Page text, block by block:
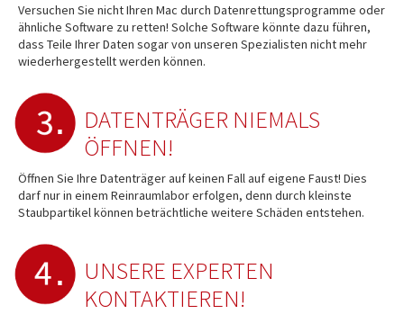
Versuchen Sie nicht Ihren Mac durch Datenrettungsprogramme oder
ähnliche Software zu retten! Solche Software könnte dazu führen,
dass Teile Ihrer Daten sogar von unseren Spezialisten nicht mehr
wiederhergestellt werden können.
DATENTRÄGER NIEMALS
ÖFFNEN!
Öffnen Sie Ihre Datenträger auf keinen Fall auf eigene Faust! Dies
darf nur in einem Reinraumlabor erfolgen, denn durch kleinste
Staubpartikel können beträchtliche weitere Schäden entstehen.
UNSERE EXPERTEN
KONTAKTIEREN!